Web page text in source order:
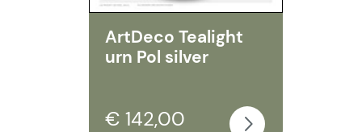
ArtDeco Tealight
urn Pol silver
€ 142,00